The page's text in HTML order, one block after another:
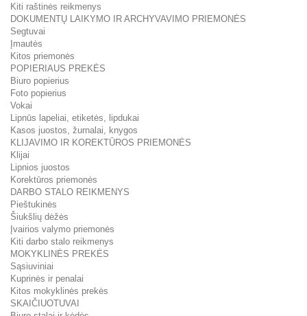
Kiti raštinės reikmenys
DOKUMENTŲ LAIKYMO IR ARCHYVAVIMO PRIEMONĖS
Segtuvai
Įmautės
Kitos priemonės
POPIERIAUS PREKĖS
Biuro popierius
Foto popierius
Vokai
Lipnūs lapeliai, etiketės, lipdukai
Kasos juostos, žurnalai, knygos
KLIJAVIMO IR KOREKTŪROS PRIEMONĖS
Klijai
Lipnios juostos
Korektūros priemonės
DARBO STALO REIKMENYS
Pieštukinės
Šiukšlių dėžės
Įvairios valymo priemonės
Kiti darbo stalo reikmenys
MOKYKLINĖS PREKĖS
Sąsiuviniai
Kuprinės ir penalai
Kitos mokyklinės prekės
SKAIČIUOTUVAI